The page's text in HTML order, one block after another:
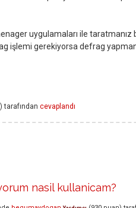
uygulamaları ile taratmanız
işlemi gerekiyorsa defrag
tarafından cevaplandı
nasil kullanicam?